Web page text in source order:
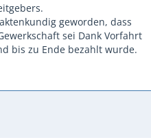
geworden, dass
sei Dank Vorfahrt
bis zu Ende bezahlt wurde.